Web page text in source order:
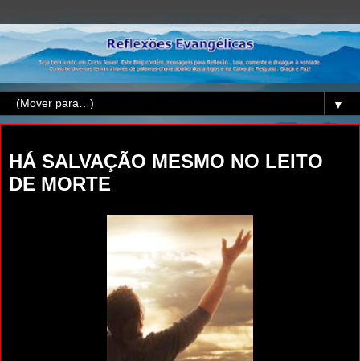
▼
HÁ SALVAÇÃO MESMO NO LEITO
DE MORTE